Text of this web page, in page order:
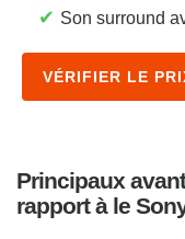
✔ Son surround
VÉRIFIER LE
Principaux
rapport à le